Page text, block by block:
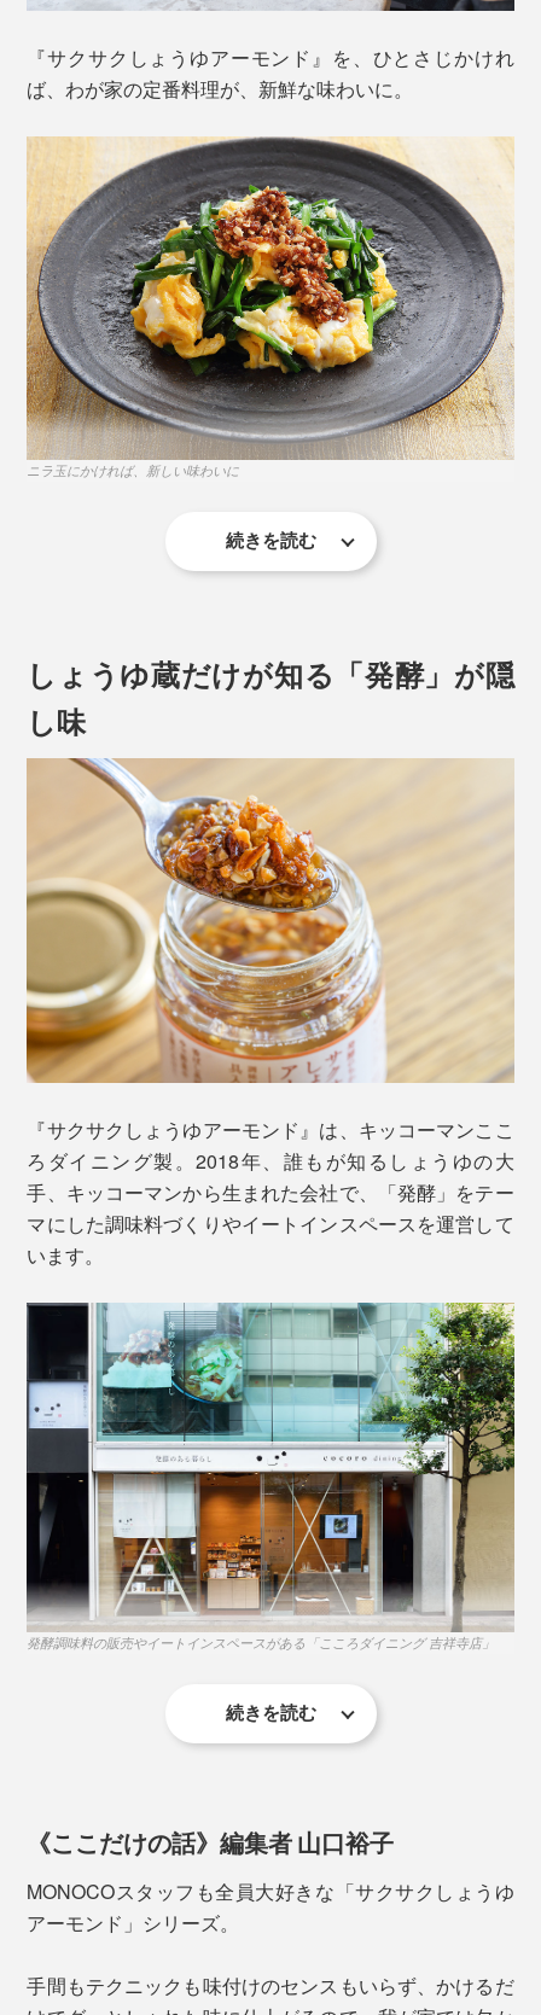
素焼きしたローストアーモンドを、細かくカット。さら
に、砕いたフライドオニオンと、フライドガーリックも
サクサクした食感と香ばしさが、料理の味を、引き立て
おいしさの秘訣 2.
しょうゆを、凍らせて真空乾燥した、フレーク状の「フ
リーズドライしょうゆ」を配合。
しょうゆを搾る前の「もろみ」も加えているので、噛む
と、しょうゆと大豆の深い旨みがジュワッと広がりま
しょうゆを搾る前のしょうゆもろみ
おいしさの秘訣 3.
クセの少ないなたね油で、オイル漬けにすることで、ア
ーモンド粒やフリーズドライしょうゆを湿気から守っ
て、サクサクの食感をキープ。
オイルごとかけることで、汁気のないパンやサラダ、パ
スタ麺、クラッカーとも和えやすいから、いろんな料理
に使えます。
こんなおいしさ、知らなかった！一度、味わったら、手
放せなくなる、新感覚の“食べる調味料”です。
『サクサクしょうゆアーモンド』を、ひとさじかけれ
ば、わが家の定番料理が、新鮮な味わいに。
ニラ玉にかければ、新しい味わいに
ッコリー」に。
切っただけの「アボカドとトマトのサラダ」に。それぞ
れかけるだけで、香味豊かな一品を味わえます。
肉や魚も、もっとおいしい。例えば、塩コショウをした
牛肉を、サッと焼いたステーキに、ソースとして添え
続きを読む
しょうゆ蔵だけが知る「発酵」が隠
し味
『サクサクしょうゆアーモンド』は、キッコーマンここ
ろダイニング製。2018年、誰もが知るしょうゆの大
手、キッコーマンから生まれた会社で、「発酵」をテー
マにした調味料づくりやイートインスペースを運営して
います。
発酵調味料の販売やイートインスペースがある「こころダイニング 吉祥寺店」
まず、固形のフリーズドライしょうゆをつくるには、凍
らせる必要がありますが、しょうゆは水分以外、塩分や
アミノ酸、ブドウ糖といった成分が多く含まれているの
状態になるほどです。
続きを読む
《ここだけの話》編集者 山口裕子
MONOCOスタッフも全員大好きな「サクサクしょうゆ
アーモンド」シリーズ。
手間もテクニックも味付けのセンスもいらず、かけるだ